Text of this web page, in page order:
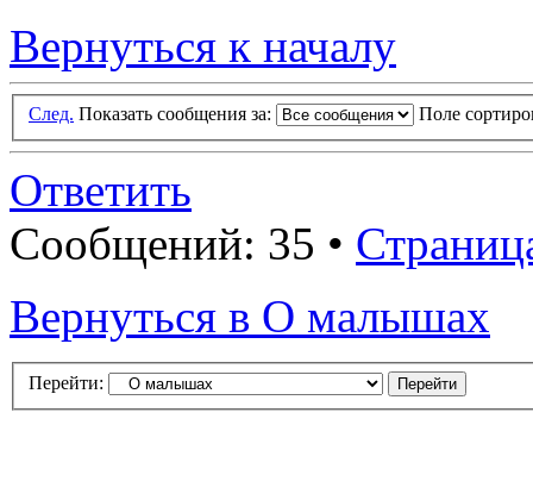
Вернуться к началу
След. Показать сообщения за: Поле
Ответить
Сообщений: 35 •
Вернуться в О малышах
Перейти: